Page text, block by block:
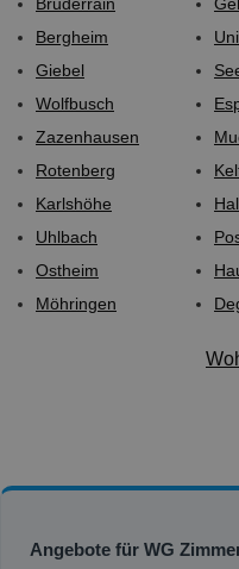
Bergheim
Giebel
Wolfbusch
Zazenhausen
Rotenberg
Karlshöhe
Uhlbach
Ostheim
Möhringen
Angebote für WG